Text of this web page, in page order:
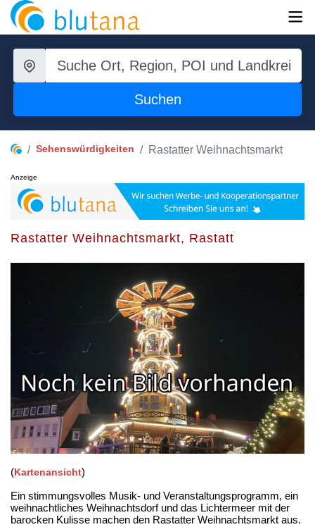
Suchen
Sehenswürdigkeiten Rastatter Weihnachtsmarkt
Anzeige
Rastatter Weihnachtsmarkt, Rastatt
(Kartenansicht)
Ein stimmungsvolles Musik- und Veranstaltungsprogramm, ein
weihnachtliches Weihnachtsdorf und das Lichtermeer mit der
barocken Kulisse machen den Rastatter Weihnachtsmarkt aus.